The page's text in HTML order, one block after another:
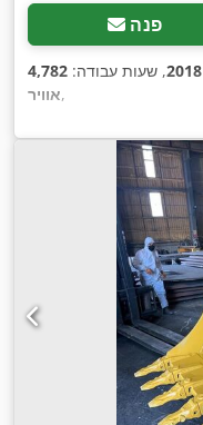
פנה
2018, שעות עבודה:
אוויר,